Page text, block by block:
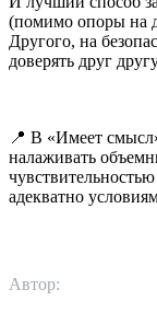
(помимо опоры на
Другого, на
доверять друг
📍 В «Имеет
налаживать
адекватно
Автор: